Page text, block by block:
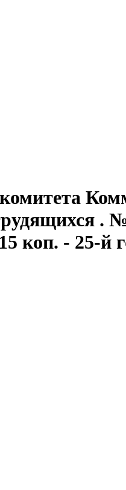
.
коп. - 25-й